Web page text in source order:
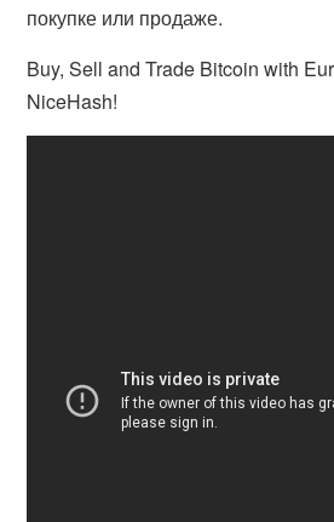
покупке или продаже.
Buy, Sell and Trade Bitcoin with
NiceHash!